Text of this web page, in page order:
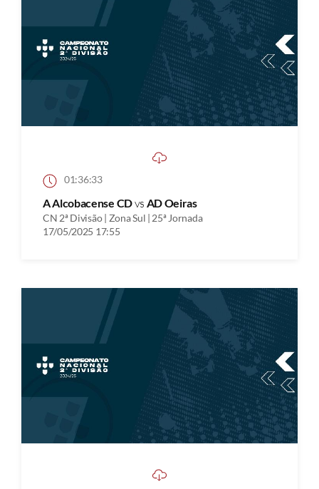
01:36:33
A Alcobacense CDvs AD Oeiras
CN 2ª Divisão | Zona Sul | 25ª Jornada
17/05/2025 17:55